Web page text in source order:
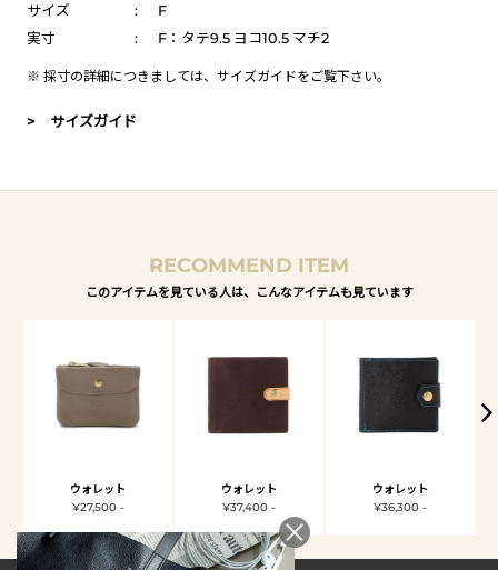
サイズ
:
F
実寸
: F：タテ9.5 ヨコ10.5 マチ2
※ 採寸の詳細につきましては、 サイズガイドをご覧下さい。
> サイズガイド
RECOMMEND ITEM
このアイテムを見ている人は、こんなアイテムも見ています
ウォレット
¥27,500 -
ウォレット
¥37,400 -
ウォレット
¥36,300 -